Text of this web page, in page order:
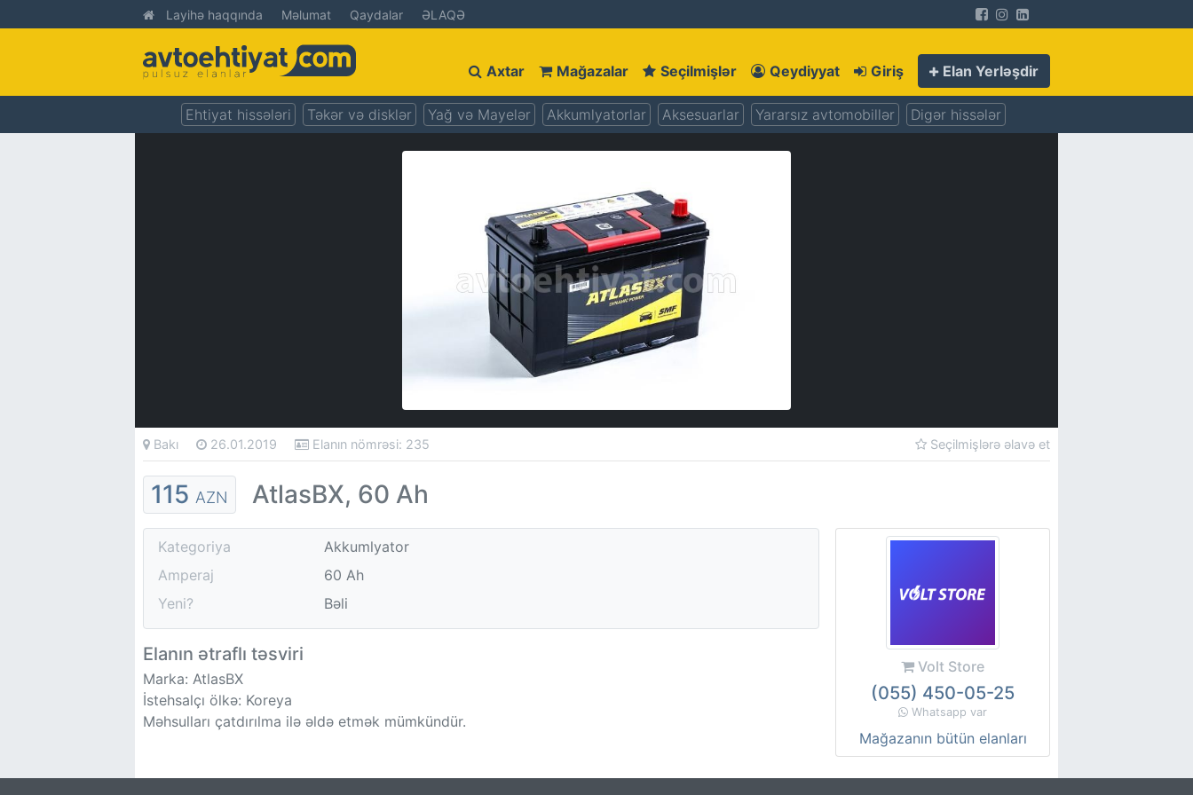
Layihə haqqında Məlumat Qaydalar ƏLAQƏ
Axtar Mağazalar Seçilmişlər Qeydiyyat Giriş Elan Yerləşdir
Ehtiyat hissələri Təkər və disklər Yağ və Mayelər Akkumlyatorlar Aksesuarlar Yararsız avtomobillər Digər hissələr
Bakı 26.01.2019 Elanın nömrəsi: 235 Seçilmişlərə əlavə et
115 AZN AtlasBX, 60 Ah
Kategoriya
Akkumlyator
Amperaj
60 Ah
Yeni?
Bəli
Elanın ətraflı təsviri
Marka: AtlasBX
İstehsalçı ölkə: Koreya
Məhsulları çatdırılma ilə əldə etmək mümkündür.
Volt Store
(055) 450-05-25
Whatsapp var
Mağazanın bütün elanları